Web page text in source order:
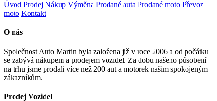
Úvod Prodej Nákup Výměna Prodané auta Prodané moto Převoz
moto Kontakt
O nás
Společnost Auto Martin byla založena již v roce 2006 a od počátku
se zabývá nákupem a prodejem vozidel. Za dobu našeho působení
na trhu jsme prodali více než 200 aut a motorek našim spokojeným
zákazníkům.
Prodej Vozidel